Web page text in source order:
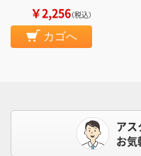
￥2,256（税込）
カゴへ
アス
お気